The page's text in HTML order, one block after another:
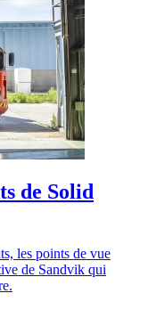
de Solid
les points de vue
de Sandvik qui